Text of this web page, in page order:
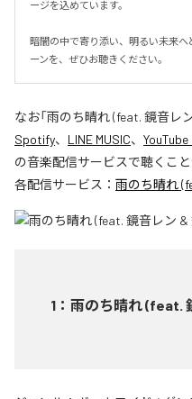
ージを込めています。
暗闇の中で寄り添い、明るい未来
ーンを、ぜひお聴きください。
なお「雨のち晴れ (feat. 鏡音レ
Spotify、 LINE MUSIC、 YouTube
の音楽配信サービスで聴くこと
各配信サービス： 雨のち晴れ
1 ： 雨のち晴れ (feat.